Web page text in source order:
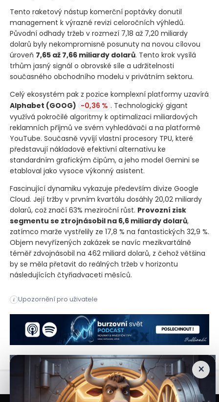
Tento raketový nástup komerční poptávky donutil
management k výrazné revizi celoročních výhledů.
Původní odhady tržeb v rozmezí 7,18 až 7,20 miliardy
dolarů byly nekompromisně posunuty na novou cílovou
úroveň 7,65 až 7,66 miliardy dolarů. Tento krok vysílá
trhům jasný signál o obrovské síle a udržitelnosti
současného obchodního modelu v privátním sektoru.
Celý ekosystém pak z pozice komplexní platformy uzavírá
Alphabet (GOOG) -0,36 % . Technologický gigant
využívá pokročilé algoritmy k optimalizaci miliardových
reklamních příjmů ve svém vyhledávači a na platformě
YouTube. Současně vyvíjí vlastní procesory TPU, které
představují nákladově efektivní alternativu ke
standardním grafickým čipům, a jeho model Gemini se
etabloval jako vysoce výkonný asistent.
Fascinující dynamiku vykazuje především divize Google
Cloud. Její tržby v prvním kvartálu dosáhly 20,02 miliardy
dolarů, což značí 63% meziroční růst. Provozní zisk
segmentu se ztrojnásobil na 6,6 miliardy dolarů,
zatímco marže vystřelily ze 17,8 % na fantastických 32,9 %.
Objem nevyřízených zakázek se navíc mezikvartálně
téměř zdvojnásobil na 462 miliard dolarů, z čehož většina
by se měla přetavit do reálných tržeb v horizontu
následujících čtyřiadvaceti měsíců.
i Upozornění pro uživatele
Index umělé inteligence překonává širší trh s 60%
×